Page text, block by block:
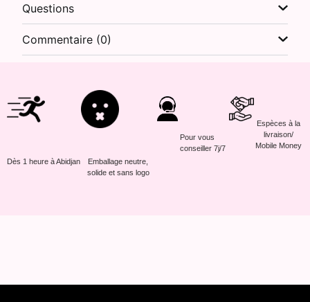
Questions
Commentaire (0)
Dès 1 heure à Abidjan
Emballage neutre,
solide et sans logo
Pour vous
conseiller 7j/7
Espèces à la
livraison/
Mobile Money